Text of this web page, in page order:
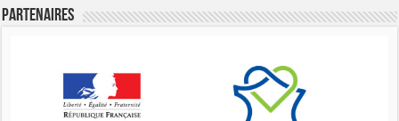
Partenaires